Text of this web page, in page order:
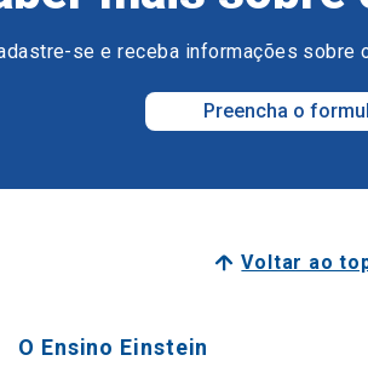
se e receba informações sobre
Preencha o
Voltar ao
O Ensino Einstein